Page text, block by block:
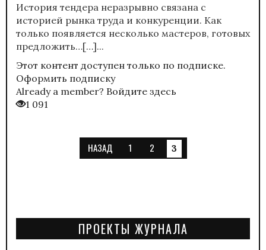
История тендера неразрывно связана с
историей рынка труда и конкуренции. Как
только появляется несколько мастеров, готовых
предложить…[…]...
Этот контент доступен только по подписке.
Оформить подписку
Already a member? Войдите здесь
1 091
НАЗАД 1 2 3
ПРОЕКТЫ ЖУРНАЛА